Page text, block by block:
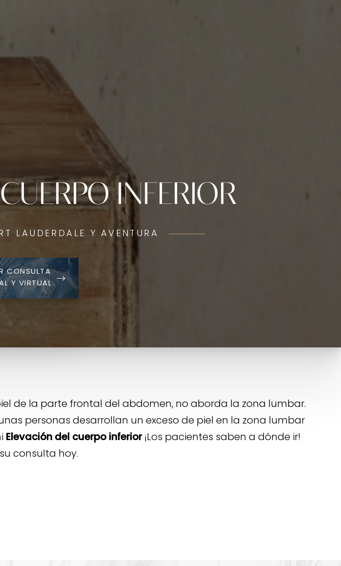
INFERIOR
LAUDERDALE Y AVENTURA
CONSULTA
Y VIRTUAL
de la parte frontal del abdomen, no aborda la zona lumbar.
personas desarrollan un exceso de piel en la zona lumbar
Elevación del cuerpo inferior¡Los pacientes saben a dónde ir!
consulta hoy.